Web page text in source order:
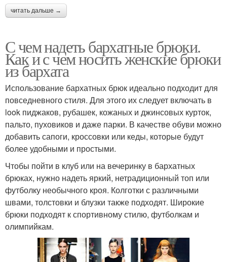
читать дальше →
С чем надеть бархатные брюки.
Как и с чем носить женские брюки
из бархата
Использование бархатных брюк идеально подходит для
повседневного стиля. Для этого их следует включать в
look пиджаков, рубашек, кожаных и джинсовых курток,
пальто, пуховиков и даже парки. В качестве обуви можно
добавить сапоги, кроссовки или кеды, которые будут
более удобными и простыми.
Чтобы пойти в клуб или на вечеринку в бархатных
брюках, нужно надеть яркий, нетрадиционный топ или
футболку необычного кроя. Колготки с различными
швами, толстовки и блузки также подходят. Широкие
брюки подходят к спортивному стилю, футболкам и
олимпийкам.